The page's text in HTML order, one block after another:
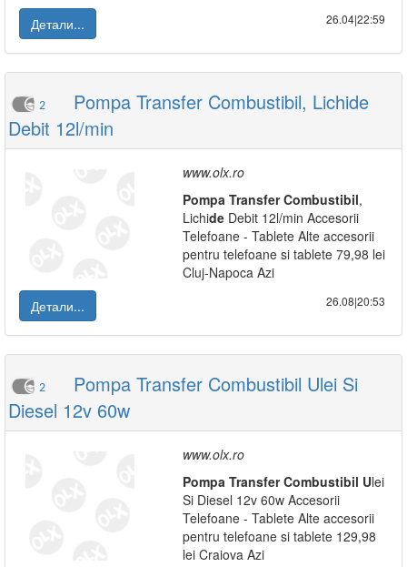
Детали...
26.04|22:59
2
Pompa Transfer Combustibil, Lichide
Debit 12l/min
www.olx.ro
Pompa Transfer Combustibil,
Lichide Debit 12l/min Accesorii
Telefoane - Tablete Alte accesorii
pentru telefoane si tablete 79,98 lei
Cluj-Napoca Azi
Детали...
26.08|20:53
2
Pompa Transfer Combustibil Ulei Si
Diesel 12v 60w
www.olx.ro
Pompa Transfer Combustibil Ulei
Si Diesel 12v 60w Accesorii
Telefoane - Tablete Alte accesorii
pentru telefoane si tablete 129,98
lei Craiova Azi